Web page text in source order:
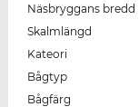
Näsbryggans bredd
Skalmlängd
Kateori
Bågtyp
Bågfärg